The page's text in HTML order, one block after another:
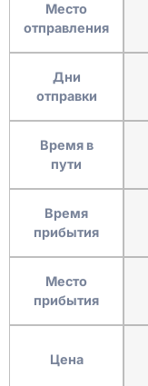
Место
отправления
Дни
отправки
Время в
пути
Время
прибытия
Место
прибытия
Цена